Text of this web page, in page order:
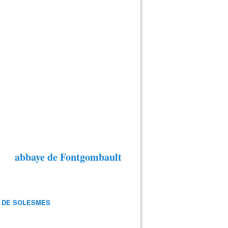
abbaye de Fontgombault
SOLESMES